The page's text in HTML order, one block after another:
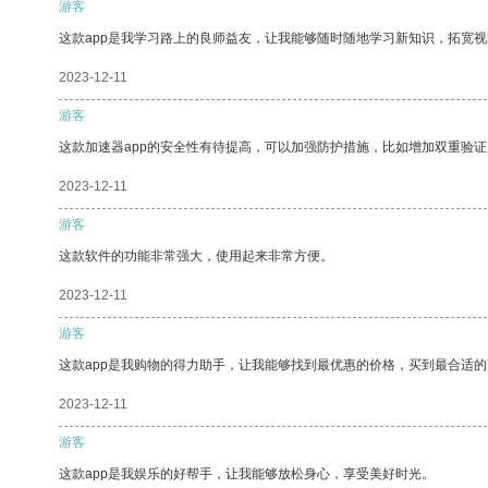
游客
这款app是我学习路上的良师益友，让我能够随时随地学习新知识，拓宽视
2023-12-11
游客
这款加速器app的安全性有待提高，可以加强防护措施，比如增加双重验证
2023-12-11
游客
这款软件的功能非常强大，使用起来非常方便。
2023-12-11
游客
这款app是我购物的得力助手，让我能够找到最优惠的价格，买到最合适的
2023-12-11
游客
这款app是我娱乐的好帮手，让我能够放松身心，享受美好时光。